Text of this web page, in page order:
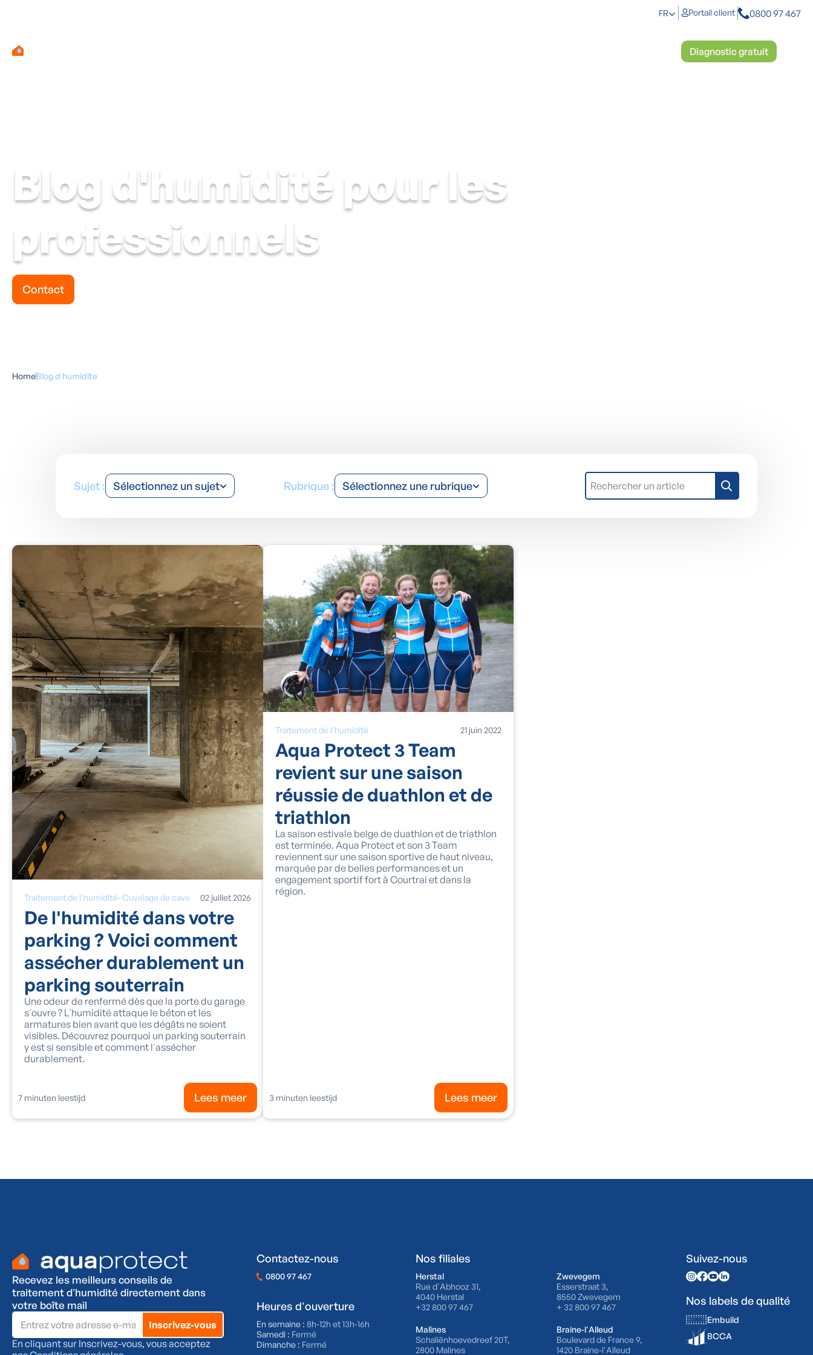
FR Portail client 0800 97 467
Diagnostic gratuit
Blog d'humidité pour les
professionnels
Contact
HomeBlog d humidite
Sujet : Sélectionnez un sujet Rubrique : Sélectionnez une rubrique
Traitement de l'humidité-Cuvelage de cave 02 juillet2026
De l'humidité dans votre
parking ? Voici comment
assécher durablement un
parking souterrain
Une odeur de renfermé dès que la porte du garage
s'ouvre ? L'humidité attaque le béton et les
armatures bien avant que les dégâts ne soient
visibles. Découvrez pourquoi un parking souterrain
y est si sensible et comment l'assécher
durablement.
7 minuten leestijd Lees meer
Traitement de l'humidité 21 juin 2022
Aqua Protect 3 Team
revient sur une saison
réussie de duathlon et de
triathlon
La saison estivale belge de duathlon et de triathlon
est terminée. Aqua Protect et son 3 Team
reviennent sur une saison sportive de haut niveau,
marquée par de belles performances et un
engagement sportif fort à Courtrai et dans la
région.
3 minuten leestijd Lees meer
Recevez les meilleurs conseils de
traitement d'humidité directement dans
votre boîte mail
En cliquant sur Inscrivez-vous, vous acceptez
Contactez-nous
0800 97 467
Heures d'ouverture
En semaine : 8h-12h et 13h-16h
Samedi : Fermé
Dimanche : Fermé
Nos filiales
Herstal
Rue d'Abhooz 31,
4040 Herstal
+32 800 97 467
Zwevegem
Esserstraat 3,
8550 Zwevegem
+ 32 800 97 467
Malines
Schaliënhoevedreef 20T,
2800 Malines
Braine-l'Alleud
Boulevard de France 9,
1420 Braine-l'Alleud
Suivez-nous
Nos labels de qualité
Embuild
BCCA